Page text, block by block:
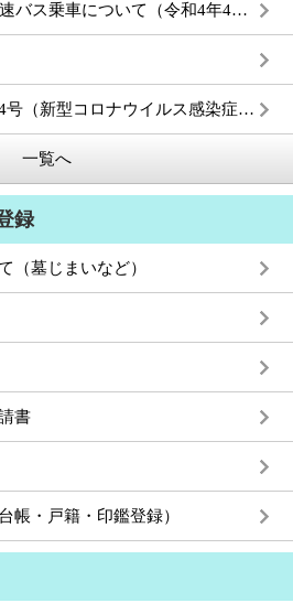
JR乗車券や定期券での高速バス乗車について（令和4年4月1日スタート）
セーフティネット保証第4号（新型コロナウイルス感染症関連）
一覧へ
録
（墓じまいなど）
書
帳・戸籍・印鑑登録）